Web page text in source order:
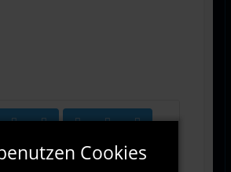
Cookies